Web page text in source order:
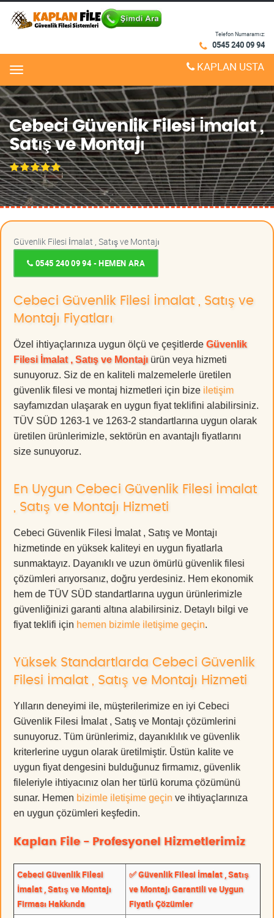
Telefon Numaramız:
0545 240 09 94
Menu KAPLAN USTA
Cebeci Güvenlik Filesi İmalat ,
Satış ve Montajı
Güvenlik Filesi İmalat , Satış ve Montajı
0545 240 09 94 - HEMEN ARA
Cebeci Güvenlik Filesi İmalat , Satış ve
Montajı Fiyatları
Özel ihtiyaçlarınıza uygun ölçü ve çeşitlerde Güvenlik
Filesi İmalat , Satış ve Montajıürün veya hizmeti
sunuyoruz. Siz de en kaliteli malzemelerle üretilen
güvenlik filesi ve montaj hizmetleri için bize iletişim
sayfamızdan ulaşarak en uygun fiyat teklifini alabilirsiniz.
TÜV SÜD 1263-1 ve 1263-2 standartlarına uygun olarak
üretilen ürünlerimizle, sektörün en avantajlı fiyatlarını
size sunuyoruz.
En Uygun Cebeci Güvenlik Filesi İmalat
, Satış ve Montajı Hizmeti
Cebeci Güvenlik Filesi İmalat , Satış ve Montajı
hizmetinde en yüksek kaliteyi en uygun fiyatlarla
sunmaktayız. Dayanıklı ve uzun ömürlü güvenlik filesi
çözümleri arıyorsanız, doğru yerdesiniz. Hem ekonomik
hem de TÜV SÜD standartlarına uygun ürünlerimizle
güvenliğinizi garanti altına alabilirsiniz. Detaylı bilgi ve
fiyat teklifi için hemen bizimle iletişime geçin.
Yüksek Standartlarda Cebeci Güvenlik
Filesi İmalat , Satış ve Montajı Hizmeti
Yılların deneyimi ile, müşterilerimize en iyi Cebeci
Güvenlik Filesi İmalat , Satış ve Montajı çözümlerini
sunuyoruz. Tüm ürünlerimiz, dayanıklılık ve güvenlik
kriterlerine uygun olarak üretilmiştir. Üstün kalite ve
uygun fiyat dengesini bulduğunuz firmamız, güvenlik
fileleriyle ihtiyacınız olan her türlü koruma çözümünü
sunar. Hemen bizimle iletişime geçin ve ihtiyaçlarınıza
en uygun çözümleri keşfedin.
Kaplan File - Profesyonel Hizmetlerimiz
Cebeci Güvenlik Filesi
İmalat , Satış ve Montajı
Firması Hakkında
✅ Güvenlik Filesi İmalat , Satış
ve Montajı Garantili ve Uygun
Fiyatlı Çözümler